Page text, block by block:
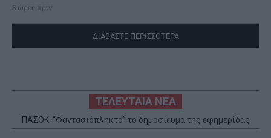
3 ώρες πριν
ΔΙΑΒΑΣΤΕ ΠΕΡΙΣΣΟΤΕΡΑ